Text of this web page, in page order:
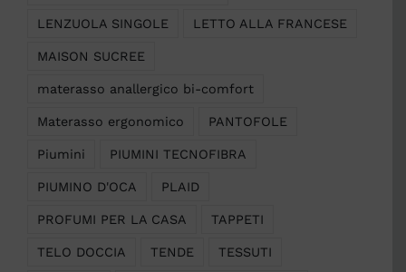
LENZUOLA SINGOLE LETTO ALLA FRANCESE
MAISON SUCREE
materasso anallergico bi-comfort
Materasso ergonomico PANTOFOLE
Piumini PIUMINI TECNOFIBRA
PIUMINO D'OCA PLAID
PROFUMI PER LA CASA TAPPETI
TELO DOCCIA TENDE TESSUTI